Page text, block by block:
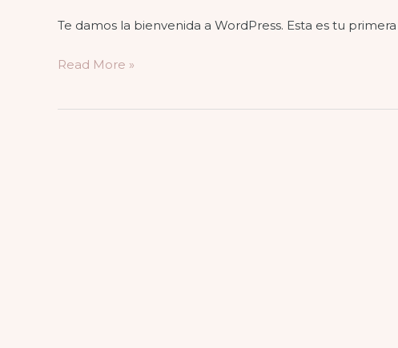
Te damos la bienvenida a WordPress. Esta es tu
Read More »